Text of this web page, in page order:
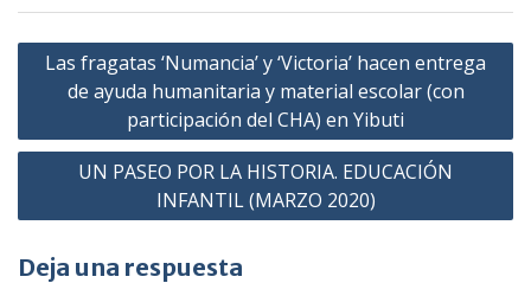
o
o
k
e
r
A
p
p
Navegación
Las fragatas ‘Numancia’ y ‘Victoria’ hacen entrega
de ayuda humanitaria y material escolar (con
participación del CHA) en Yibuti
UN PASEO POR LA HISTORIA. EDUCACIÓN
INFANTIL (MARZO 2020)
Deja una respuesta